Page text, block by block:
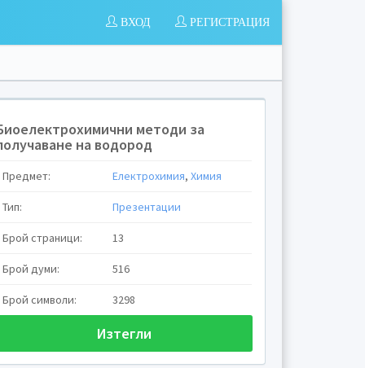
РЕГИСТРАЦИЯ
ВХОД
методи за
на водород
Предмет: Електрохимия,Химия
Тип: Презентации
Брой страници: 13
Брой думи: 516
Брой символи: 3298
Изтегли